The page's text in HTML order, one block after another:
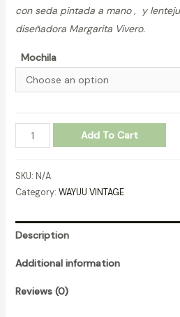
con seda pintada a mano , y
diseñadora Margarita Vivero.
Mochila
MOCHILA-
WAYUU-
REF.-27011122
Add To Cart
SKU: N/A
Category: WAYUU VINTAGE
Description
Additional information
Reviews (0)